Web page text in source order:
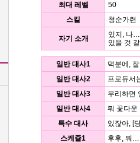
최대 레벨
50
스킬
청순가련
자기 소개
있지, 나…
있을 것
일반 대사1
덕분에,
일반 대사2
프로듀서
일반 대사3
무리하면
일반 대사4
뭐 꽃다운
특수 대사
있잖아, [
스케쥴1
후후, 뭐